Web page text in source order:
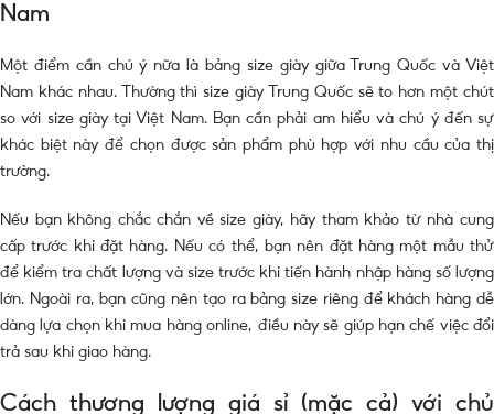
Nam
Một điểm cần chú ý nữa là bảng size giày giữa Trung Quốc và Việt
Nam khác nhau. Thường thì size giày Trung Quốc sẽ to hơn một chút
so với size giày tại Việt Nam. Bạn cần phải am hiểu và chú ý đến sự
khác biệt này để chọn được sản phẩm phù hợp với nhu cầu của thị
trường.
Nếu bạn không chắc chắn về size giày, hãy tham khảo từ nhà cung
cấp trước khi đặt hàng. Nếu có thể, bạn nên đặt hàng một mẫu thử
để kiểm tra chất lượng và size trước khi tiến hành nhập hàng số lượng
lớn. Ngoài ra, bạn cũng nên tạo ra bảng size riêng để khách hàng dễ
dàng lựa chọn khi mua hàng online, điều này sẽ giúp hạn chế việc đổi
trả sau khi giao hàng.
Cách thương lượng giá sỉ (mặc cả) với chủ